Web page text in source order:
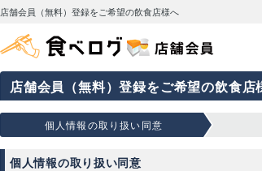
店舗会員（無料）登録をご希望の飲食店様へ
店舗会員（無料）登録をご希望の飲食店
個人情報の取り扱い同意
個人情報の取り扱い同意